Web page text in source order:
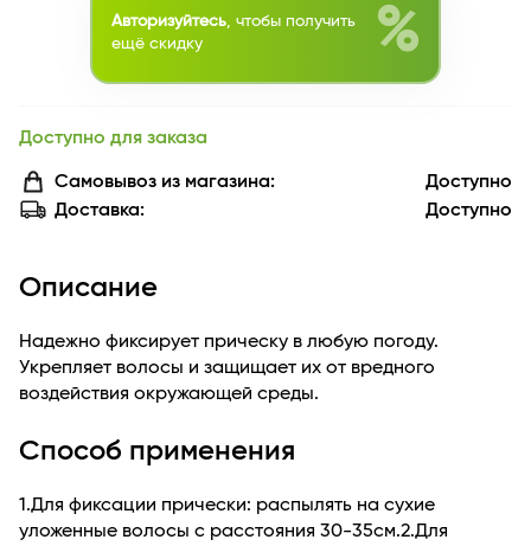
Авторизуйтесь , чтобы получить
ещё скидку
%
Доступно для заказа
Самовывоз из магазина:
Доступно
Доставка:
Доступно
Описание
Надежно фиксирует прическу в любую погоду.
Укрепляет волосы и защищает их от вредного
воздействия окружающей среды.
Способ применения
1.Для фиксации прически: распылять на сухие
уложенные волосы с расстояния 30-35см.2.Для